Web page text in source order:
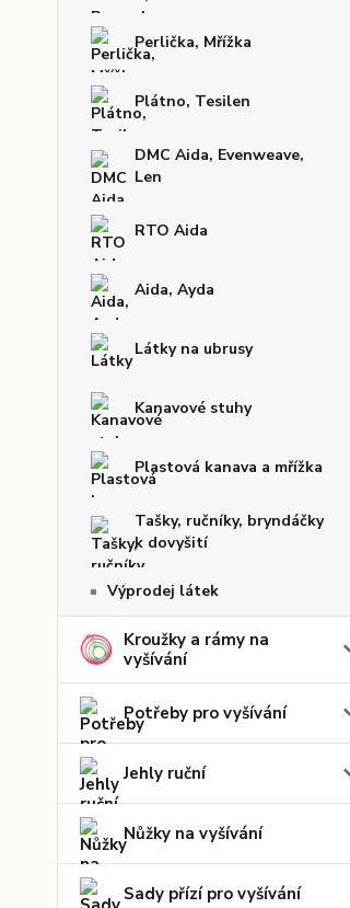
Perlička, Mřížka
Plátno, Tesilen
DMC Aida, Evenweave,
Len
RTO Aida
Aida, Ayda
Látky na ubrusy
Kanavové stuhy
Plastová kanava a mřížka
Tašky, ručníky, bryndáčky
k dovyšití
Výprodej látek
Kroužky a rámy na
vyšívání
Potřeby pro vyšívání
Jehly ruční
Nůžky na vyšívání
Sady přízí pro vyšívání